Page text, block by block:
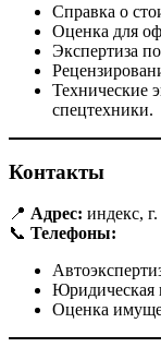
Справка о
Оценка для
Экспертиза
Технические
спецтехники.
Контакты
📍 Адрес: индекс,
📞 Телефоны:
Юридическая
Оценка